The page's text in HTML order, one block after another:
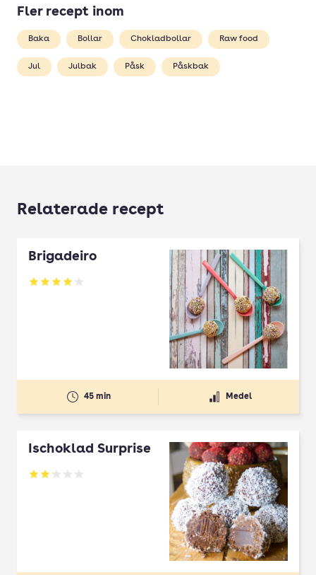
Fler recept inom
Baka Bollar Chokladbollar Raw food
Jul Julbak Påsk Påskbak
Relaterade recept
Brigadeiro
Betyg: 3.93 av 5
45 min Medel
Ischoklad Surprise
Betyg: 2.13 av 5